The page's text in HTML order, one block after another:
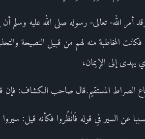
أمر الله- تعالى- رسوله صلى الله عليه وسلم
فكانت المخاطبة منه لهم من قبيل النصيحة
يهدى إلى الإيمان،
الصراط المستقيم.قال صاحب الكشاف: فإن
عن السير في قوله فَانْظُروا فكأنه قيل: سيروا